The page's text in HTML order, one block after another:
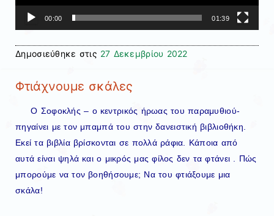
00:00 01:39
Δημοσιεύθηκε στις 27 Δεκεμβρίου 2022
Φτιάχνουμε σκάλες
Ο Σοφοκλής – ο κεντρικός ήρωας του παραμυθιού-
πηγαίνει με τον μπαμπά του στην δανειστική βιβλιοθήκη.
Εκεί τα βιβλία βρίσκονται σε πολλά ράφια. Κάποια από
αυτά είναι ψηλά και ο μικρός μας φίλος δεν τα φτάνει . Πώς
μπορούμε να τον βοηθήσουμε; Να του φτιάξουμε μια
σκάλα!